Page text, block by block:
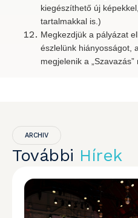
kiegészíthető új
tartalmakkal is.)
Megkezdjük a pályázat
észlelünk hiányosságot,
megjelenik a „Szavazás”
ARCHIV
További Hírek